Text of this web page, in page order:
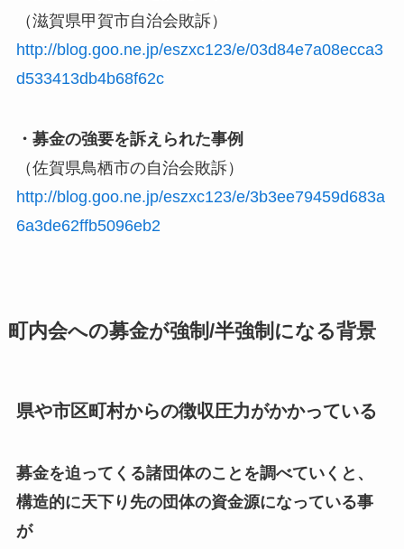
（滋賀県甲賀市自治会敗訴）
http://blog.goo.ne.jp/eszxc123/e/03d84e7a08ecca3
d533413db4b68f62c
・募金の強要を訴えられた事例
（佐賀県鳥栖市の自治会敗訴）
http://blog.goo.ne.jp/eszxc123/e/3b3ee79459d683a
6a3de62ffb5096eb2
町内会への募金が強制/半強制になる背景
県や市区町村からの徴収圧力がかかっている
募金を迫ってくる諸団体のことを調べていくと、
構造的に天下り先の団体の資金源になっている事
が